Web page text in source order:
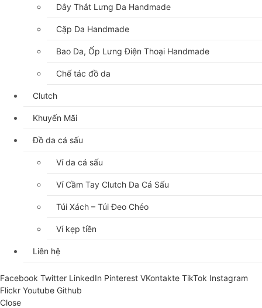
Dây Thắt Lưng Da Handmade
Cặp Da Handmade
Bao Da, Ốp Lưng Điện Thoại Handmade
Chế tác đồ da
Clutch
Khuyến Mãi
Đồ da cá sấu
Ví da cá sấu
Ví Cầm Tay Clutch Da Cá Sấu
Túi Xách – Túi Đeo Chéo
Ví kẹp tiền
Liên hệ
Facebook Twitter LinkedIn Pinterest VKontakte TikTok Instagram
Flickr Youtube Github
Close